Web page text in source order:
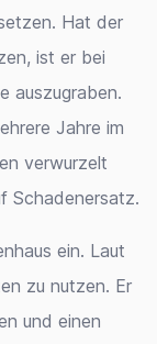
Hat der
ist er bei
auszugraben.
Jahre im
verwurzelt
Schadenersatz.
ein. Laut
zu nutzen. Er
und einen